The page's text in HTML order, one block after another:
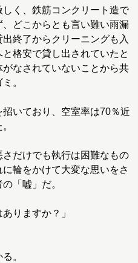
く、鉄筋コンクリート造で
どこからとも言い難い雨漏
出終了からクリーニングも入
格安で貸し出されていたと
なされていないことから共
。
いており、空室率は70％近
だけでも執行は困難なもの
輪をかけて大変な思いをさ
「嘘」だ。
。